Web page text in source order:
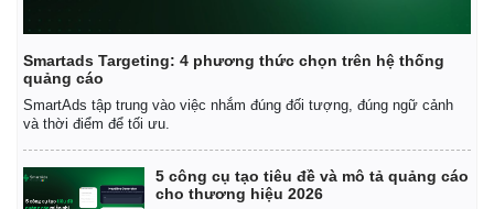
Smartads Targeting: 4 phương thức chọn trên hệ thống
quảng cáo
SmartAds tập trung vào việc nhắm đúng đối tượng, đúng ngữ cảnh
và thời điểm để tối ưu.
5 công cụ tạo tiêu đề và mô tả quảng cáo
cho thương hiệu 2026